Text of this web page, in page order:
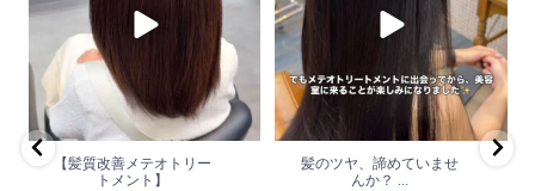
SNSやYouTubeで話題のメテオト
リートメント。
2 0
【髪質改善メテオトリー
トメント】
1
髪のツヤ、諦めていませ
んか？ ...